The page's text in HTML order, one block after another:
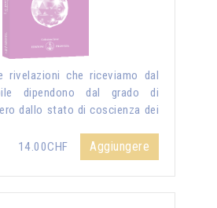
rivelazioni che riceviamo dal
dipendono dal grado di
dallo stato di coscienza dei
14.00CHF
Aggiungere